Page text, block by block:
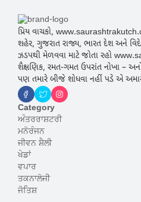
પ્રિય વાચકો,
શહેર, ગુજરાત રાજ્ય, ભારત દેશ અને
ઝડપથી મેળવવા માટે જોતા રહો
શૈક્ષણિક, રમત-ગમત ઉપરાંત નોખા –
પણ તમારે બીજે શોધવા નહીં પડે એ
Category
ਅੰਤਰਰਾਸ਼ਟਰੀ
ਮਨੋਰੰਜਨ
ਜੀਵਨ ਸ਼ੈਲੀ
ਖੇਡਾਂ
ਵਪਾਰ
ਤਕਨਾਲੋਜੀ
ਜੋਤਿਸ਼